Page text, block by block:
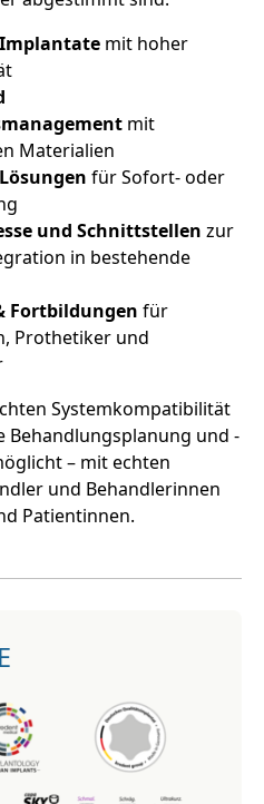
mit hoher
mit
Materialien
für Sofort- oder
und Schnittstellen zur
in bestehende
Fortbildungen für
Prothetiker und
Systemkompatibilität
Behandlungsplanung und -
– mit echten
und Behandlerinnen
Patientinnen.